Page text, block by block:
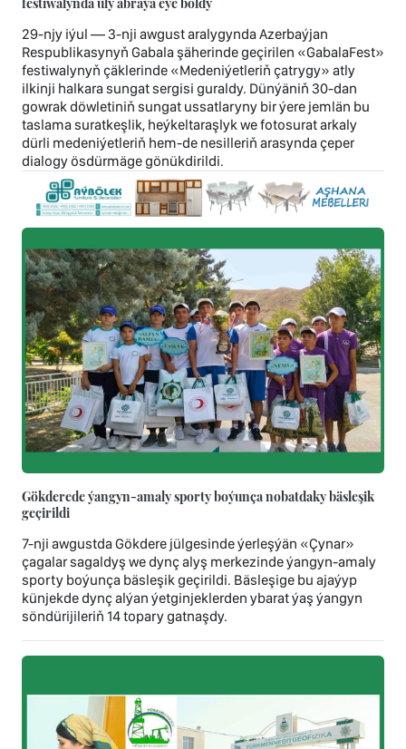
29-njy iýul — 3-nji awgust aralygynda Azerbaýjan
Respublikasynyň Gabala şäherinde geçirilen «GabalaFest»
festiwalynyň çäklerinde «Medeniýetleriň çatrygy» atly
ilkinji halkara sungat sergisi guraldy. Dünýäniň 30-dan
gowrak döwletiniň sungat ussatlaryny bir ýere jemlän bu
taslama suratkeşlik, heýkeltaraşlyk we fotosurat arkaly
dürli medeniýetleriň hem-de nesilleriň arasynda çeper
dialogy ösdürmäge gönükdirildi.
Gökderede ýangyn-amaly sporty boýunça nobatdaky bäsleşik
geçirildi
7-nji awgustda Gökdere jülgesinde ýerleşýän «Çynar»
çagalar sagaldyş we dynç alyş merkezinde ýangyn-amaly
sporty boýunça bäsleşik geçirildi. Bäsleşige bu ajaýyp
künjekde dynç alýan ýetginjeklerden ybarat ýaş ýangyn
söndürijileriň 14 topary gatnaşdy.